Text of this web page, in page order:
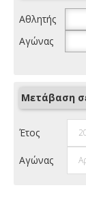
Αθλητής
Αγώνας
Μετάβαση
Έτος
Αγώνας